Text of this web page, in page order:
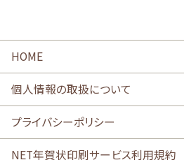
HOME
個人情報の取扱について
プライバシーポリシー
NET年賀状印刷サービス利用規約